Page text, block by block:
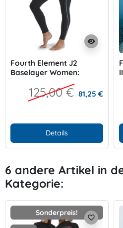
visibility
Fourth Element J2
Baselayer Women:
125,00 € 81,25 €
Details
6 andere Artikel in
Kategorie:
Sonderpreis!
favorite_border